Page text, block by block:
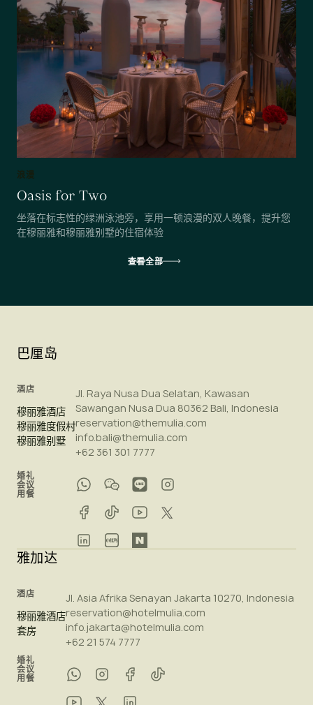
查看全部
浪漫
Oasis for Two
坐落在标志性的绿洲泳池旁，享用一顿浪漫的双人晚餐，提升您
在穆丽雅和穆丽雅别墅的住宿体验
巴厘岛
酒店
穆丽雅酒店
穆丽雅度假村
穆丽雅别墅
婚礼
会议
用餐
Jl. Raya Nusa Dua Selatan, Kawasan
Sawangan Nusa Dua 80362 Bali, Indonesia
reservation@themulia.com
info.bali@themulia.com
+62 361 301 7777
雅加达
酒店
穆丽雅酒店
套房
婚礼
会议
用餐
Jl. Asia Afrika Senayan Jakarta 10270, Indonesia
reservation@hotelmulia.com
info.jakarta@hotelmulia.com
+62 21 574 7777